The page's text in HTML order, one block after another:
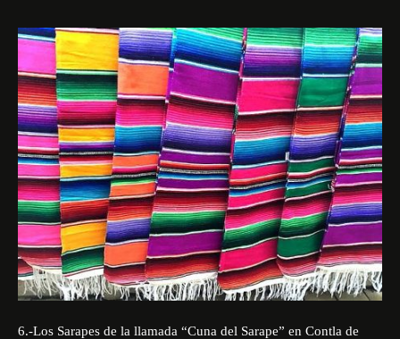
6.-Los Sarapes de la llamada “Cuna del Sarape” en Contla de